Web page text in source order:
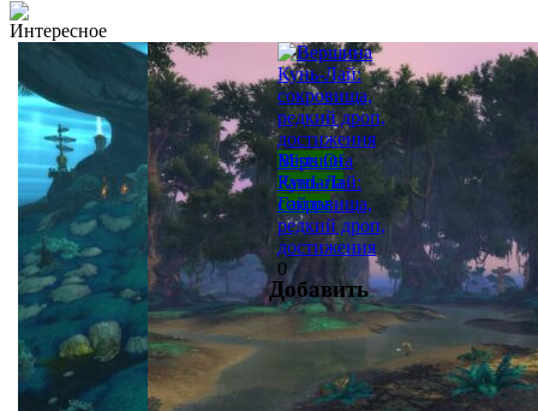
Интересное
Mists Of
Pandaria
Гайды
Вершина
Кунь-Лай:
сокровища,
редкий дроп,
достижения
0
Добавить